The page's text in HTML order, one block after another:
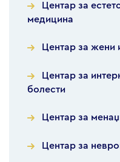
Центар за
медицина
Центар за жени
Центар за
болести
Центар за
Центар за